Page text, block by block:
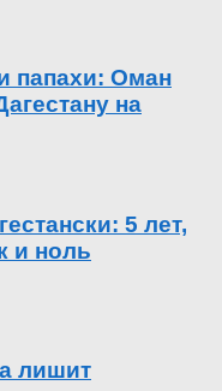
папахи: Оман
на
5 лет,
и ноль
лишит